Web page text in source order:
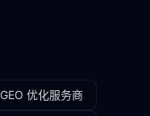
GEO 优化服务商